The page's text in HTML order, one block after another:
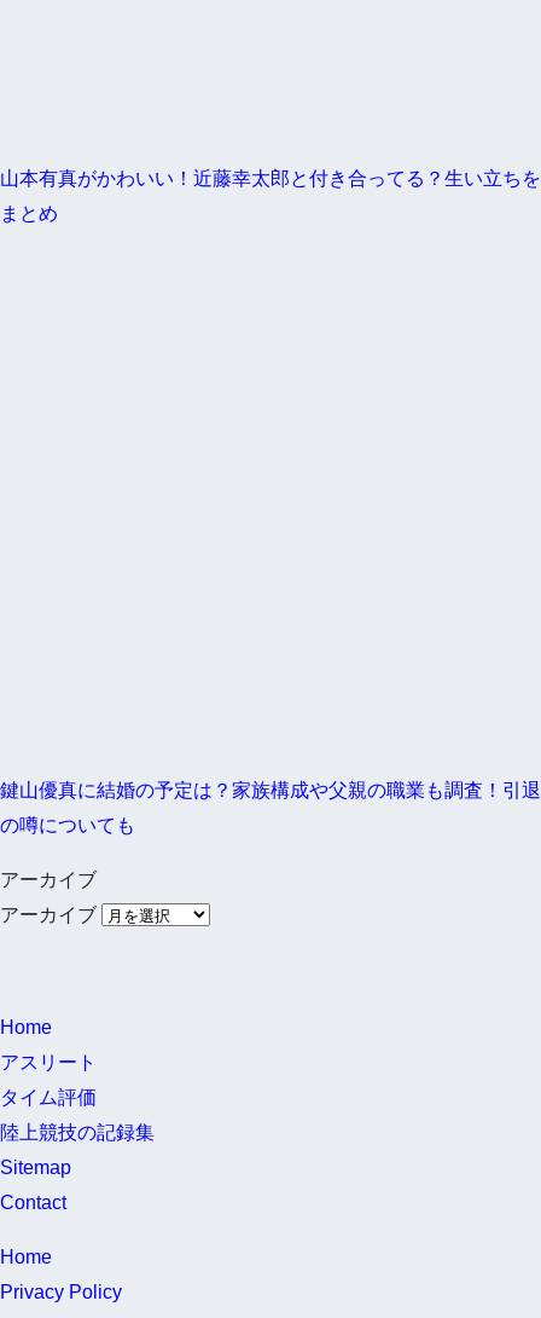
山本有真がかわいい！近藤幸太郎と付き合ってる？生い立ちを
まとめ
鍵山優真に結婚の予定は？家族構成や父親の職業も調査！引退
の噂についても
アーカイブ
アーカイブ
Home
アスリート
タイム評価
陸上競技の記録集
Sitemap
Contact
Home
Privacy Policy